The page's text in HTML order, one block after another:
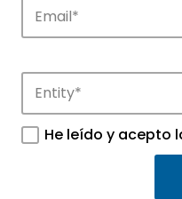
Discover the
innovation in
He leído y acepto